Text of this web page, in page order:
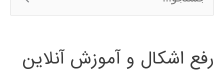
س
ج
رفع اشکال و آموزش آنلاین